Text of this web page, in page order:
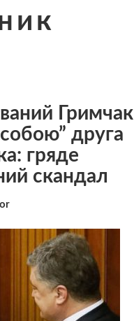
Гримчак
друга
гряде
скандал